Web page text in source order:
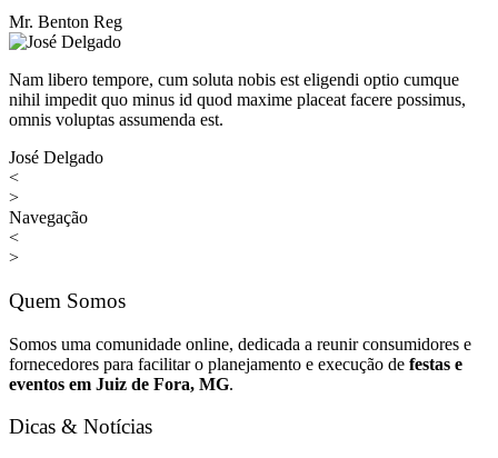
Mr. Benton Reg
Nam libero tempore, cum soluta nobis est eligendi optio cumque
nihil impedit quo minus id quod maxime placeat facere possimus,
omnis voluptas assumenda est.
José Delgado
<
>
Navegação
<
>
Quem Somos
Somos uma comunidade online, dedicada a reunir consumidores e
fornecedores para facilitar o planejamento e execução de festas e
eventos em Juiz de Fora, MG.
Dicas & Notícias